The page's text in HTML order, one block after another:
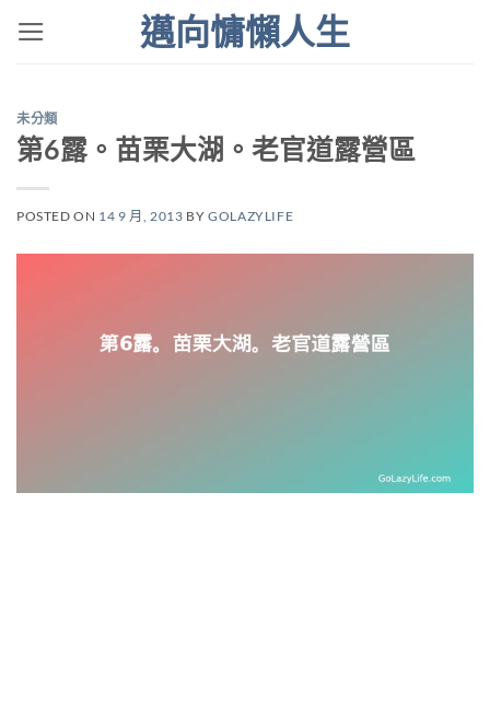
邁向慵懶人生
未分類
第6露。苗栗大湖。老官道露營區
POSTED ON 14 9 月, 2013 BYGOLAZYLIFE